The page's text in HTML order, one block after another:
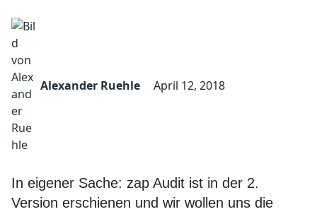
Alexander Ruehle April 12, 2018
In eigener Sache: zap Audit ist in der 2.
Version erschienen und wir wollen uns die